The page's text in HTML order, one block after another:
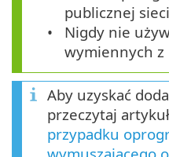
publicznej
Nigdy nie
wymiennych z
Aby uzyskać
przeczytaj artykuł
przypadku